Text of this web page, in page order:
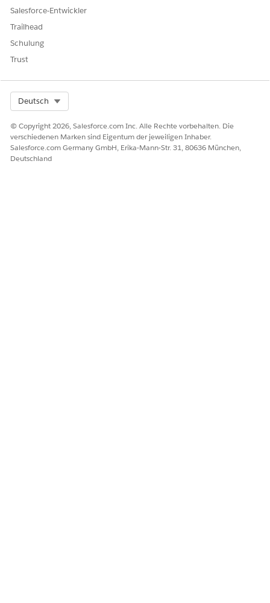
Salesforce-Entwickler
Trailhead
Schulung
Trust
Deutsch
© Copyright 2026, Salesforce.com Inc. Alle Rechte vorbehalten. Die
verschiedenen Marken sind Eigentum der jeweiligen Inhaber.
Salesforce.com Germany GmbH, Erika-Mann-Str. 31, 80636 München,
Deutschland